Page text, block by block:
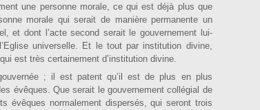
une personne morale, ce qui est déjà plus que
morale qui serait de manière permanente un
et dont l’acte second serait le gouvernement lui-
univer­selle. Et le tout par institution divine,
est très certainement d’institution divine.
; il est patent qu’il est de plus en plus
évêques. Que serait le gouvernement collégial de
évêques normalement disper­sés, qui seront trois